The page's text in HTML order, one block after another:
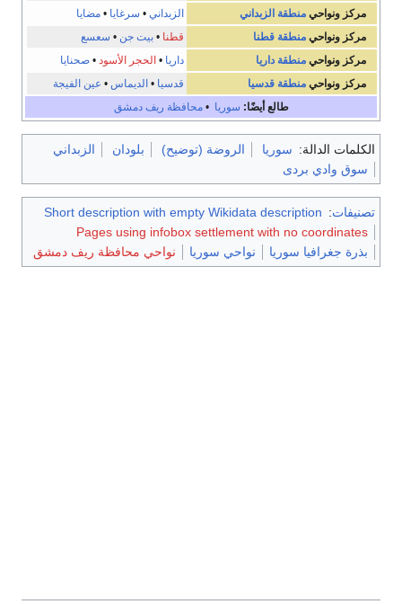
مركز ونواحيمنطقة الزبداني الزبداني • سرغايا •مضايا
مركز ونواحيمنطقة قطنا قطنا •بيت جن • سعسع
مركز ونواحيمنطقة داريا داريا • الحجر الأسود •صحنايا
مركز ونواحيمنطقة قدسيا قدسيا • الديماس • عين الفيجة
طالع أيضًا: سوريا •محافظة ريف دمشق
الكلمات الدالة: سوريا الروضة (توضيح) بلودان
الزبداني
سوق وادي بردى
تصنيفات:
Short description with empty Wikidata description
Pages using infobox settlement with no coordinates
بذرة جغرافيا سوريا
نواحي سوريا نواحي محافظة ريف دمشق